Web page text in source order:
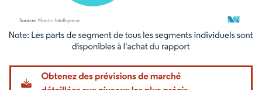
Image © Mordor Intelligence. La réutilisation nécessite une attribution sous CC BY